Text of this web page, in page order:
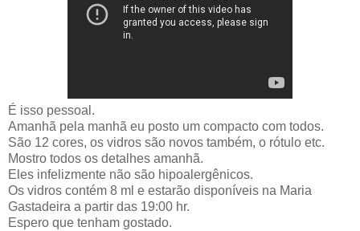
É isso pessoal.
Amanhã pela manhã eu posto um compacto com todos.
São 12 cores, os vidros são novos também, o rótulo etc.
Mostro todos os detalhes amanhã.
Eles infelizmente não são hipoalergênicos.
Os vidros contém 8 ml e estarão disponíveis na Maria
Gastadeira a partir das 19:00 hr.
Espero que tenham gostado.